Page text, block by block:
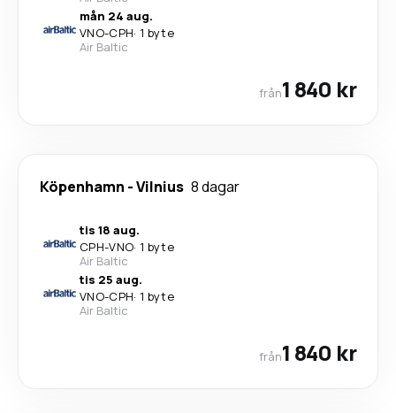
mån 24 aug.
VNO-CPH· 1 byte
Air Baltic
från1 840 kr
Köpenhamn -Vilnius 8 dagar
tis 18 aug.
CPH-VNO· 1 byte
Air Baltic
tis 25 aug.
VNO-CPH· 1 byte
Air Baltic
från1 840 kr